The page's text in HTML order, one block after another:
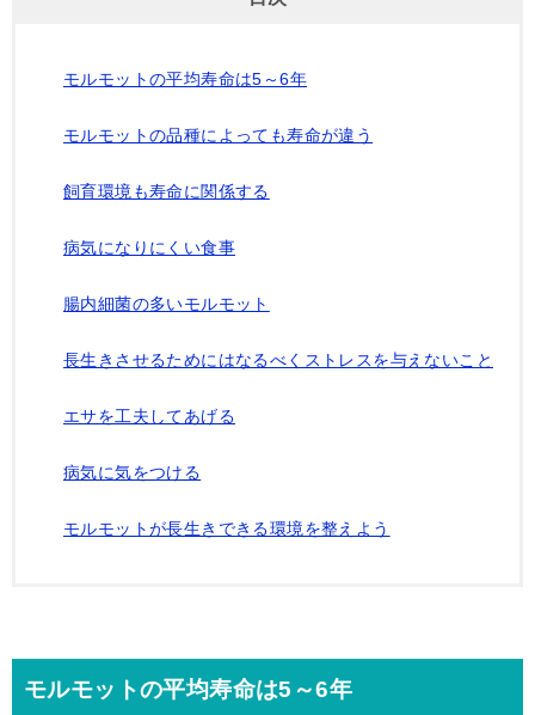
モルモットの平均寿命は5～6年
モルモットの品種によっても寿命が違う
飼育環境も寿命に関係する
病気になりにくい食事
腸内細菌の多いモルモット
長生きさせるためにはなるべくストレスを与えないこと
エサを工夫してあげる
病気に気をつける
モルモットが長生きできる環境を整えよう
モルモットの平均寿命は5～6年